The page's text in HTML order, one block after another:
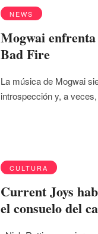
NEWS
Mogwai
Bad Fire
La música de Mogwai
introspección y, a
CULTURA
Current Joys
el consuelo del